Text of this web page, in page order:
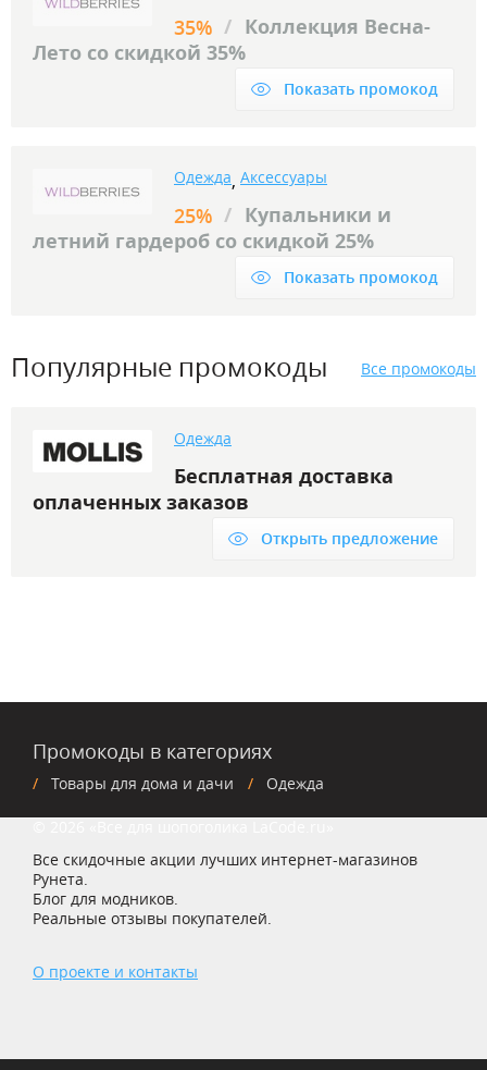
35% / Коллекция Весна-
Лето со скидкой 35%
Показать промокод
Одежда, Аксессуары
25% / Купальники и
летний гардероб со скидкой 25%
Показать промокод
Популярные промокоды Все промокоды
Одежда
Бесплатная доставка
оплаченных заказов
Открыть предложение
Промокоды в категориях
Товары для дома и дачи Одежда
Все скидочные акции лучших интернет-магазинов
Рунета.
Блог для модников.
Реальные отзывы покупателей.
О проекте и контакты